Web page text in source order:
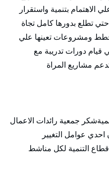
بتنمية واستقرار
تطلع بدورها كامل تجاة
ومشروعات تعينها علي
دورات تدريبة مع
مشاريع المراة
جمعية رائدات الاعمال
عوامل التغيير
التنمية لكل مناشط